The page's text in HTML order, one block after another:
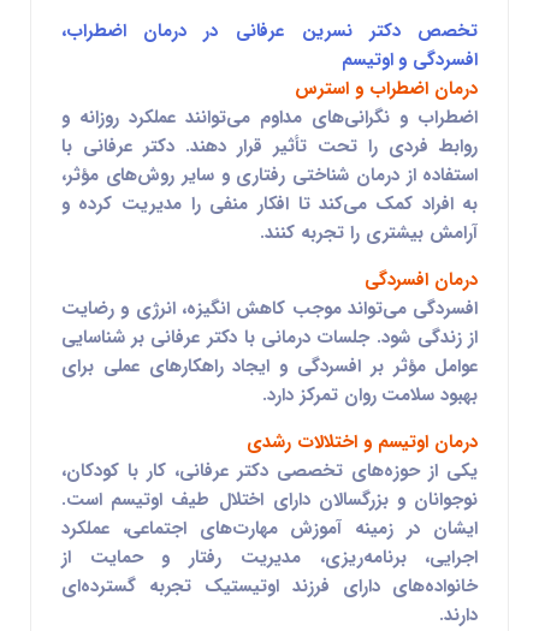
تخصص دکتر نسرین عرفانی در درمان اضطراب،
افسردگی و اوتیسم
درمان اضطراب و استرس
اضطراب و نگرانی‌های مداوم می‌توانند عملکرد روزانه و
روابط فردی را تحت تأثیر قرار دهند. دکتر عرفانی با
استفاده از درمان شناختی رفتاری و سایر روش‌های مؤثر،
به افراد کمک می‌کند تا افکار منفی را مدیریت کرده و
آرامش بیشتری را تجربه کنند.
درمان افسردگی
افسردگی می‌تواند موجب کاهش انگیزه، انرژی و رضایت
از زندگی شود. جلسات درمانی با دکتر عرفانی بر شناسایی
عوامل مؤثر بر افسردگی و ایجاد راهکارهای عملی برای
بهبود سلامت روان تمرکز دارد.
درمان اوتیسم و اختلالات رشدی
یکی از حوزه‌های تخصصی دکتر عرفانی، کار با کودکان،
نوجوانان و بزرگسالان دارای اختلال طیف اوتیسم است.
ایشان در زمینه آموزش مهارت‌های اجتماعی، عملکرد
اجرایی، برنامه‌ریزی، مدیریت رفتار و حمایت از
خانواده‌های دارای فرزند اوتیستیک تجربه گسترده‌ای
دارند.